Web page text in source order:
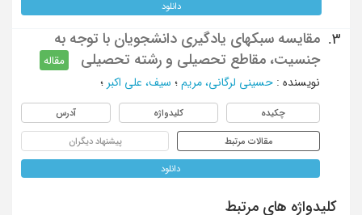
دانلود
3.
مقایسه سبکهای یادگیری دانشجویان با توجه به
جنسیت، مقاطع تحصیلی و رشته تحصیلی
مقاله
نویسنده : حسینی لرگانی، مریم ؛ سیف، علی اکبر ؛
چکیده کلیدواژه آدرس
مقالات مرتبط پیشنهاد دیگران
دانلود
کلیدواژه های مرتبط